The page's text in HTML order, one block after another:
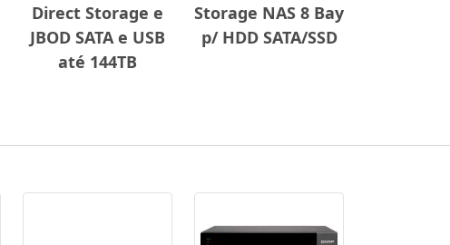
Direct Storage e
JBOD SATA e USB
até 144TB
Storage NAS 8 Bay
p/ HDD SATA/SSD